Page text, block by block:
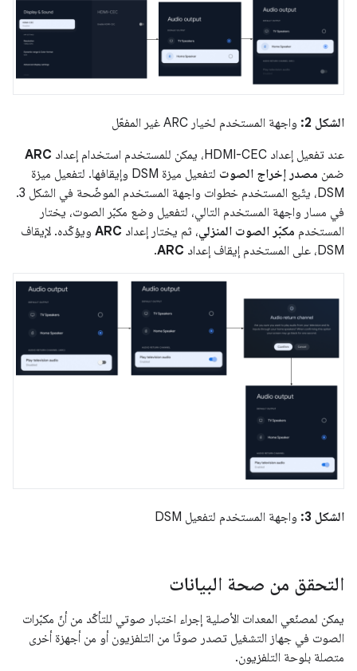
الشكل 2:
واجهة المستخدم لخيار ARC غير المفعّل
عند تفعيل إعداد HDMI-CEC، يمكن للمستخدم استخدام إعداد
ARC
ضمن مصدر إخراج الصوت
لتفعيل ميزة DSM وإيقافها. لتفعيل ميزة
DSM، يتّبع المستخدم خطوات واجهة المستخدم الموضّحة في الشكل 3.
في مسار واجهة المستخدم التالي، لتفعيل وضع مكبّر الصوت، يختار
المستخدم مكبّر الصوت المنزلي، ثم يختار إعداد ARC ويؤكّده. لإيقاف
DSM، على المستخدم إيقاف إعداد
ARC
.
الشكل 3: واجهة المستخدم لتفعيل DSM
التحقق من صحة البيانات
يمكن لمصنّعي المعدات الأصلية إجراء اختبار صوتي للتأكّد من أنّ مكبّرات
الصوت في جهاز التشغيل تصدر صوتًا من التلفزيون أو من أجهزة أخرى
متصلة بلوحة التلفزيون.